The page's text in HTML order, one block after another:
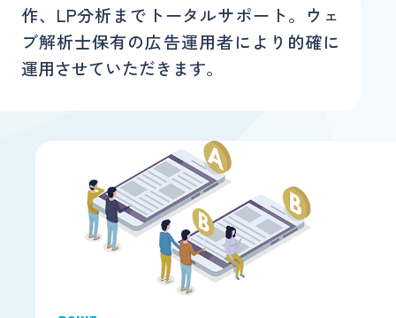
作、LP分析までトータルサポート。ウェ
ブ解析士保有の広告運用者により的確に
運用させていただきます。